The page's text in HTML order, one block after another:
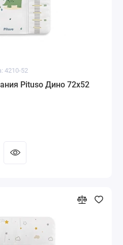
4210-52
Pituso Дино 72х52